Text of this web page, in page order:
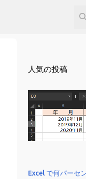
人気の投稿
Excel で何パーセ